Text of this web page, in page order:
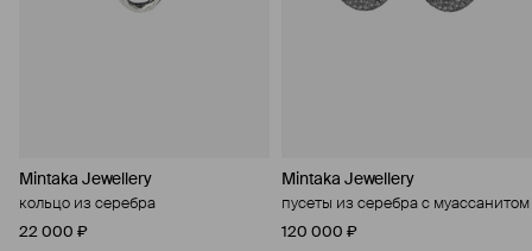
Mintaka Jewellery
кольцо из серебра
22 000 ₽
Mintaka Jewellery
пусеты из серебра с муассанитом
120 000 ₽